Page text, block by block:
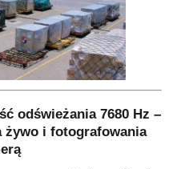
odświeżania 7680 Hz –
żywo i fotografowania